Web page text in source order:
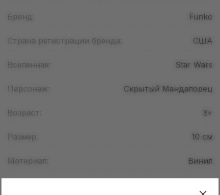
Бренд: Funko
Страна регистрации бренда: США
Вселенная: Star Wars
Персонаж: Скрытый Мандалорец
Возраст: 3+
Размер: 10 см
Материал: Винил